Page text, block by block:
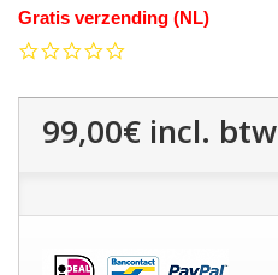
Gratis verzending (NL)
99,00€ incl. btw